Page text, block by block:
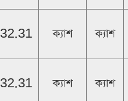
32.31 ক্যাশ ক্যাশ
32.31 ক্যাশ ক্যাশ